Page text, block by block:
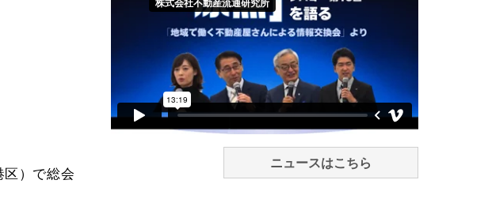
）で総会
ニュースはこちら